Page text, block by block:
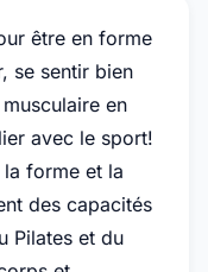
être en forme
se sentir bien
en
avec le sport!
forme et la
des capacités
Pilates et du